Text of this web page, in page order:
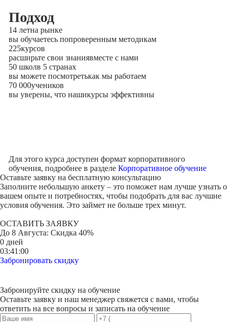
Подход
14 летна рынке
вы обучаетесь попроверенным методикам
225курсов
расширьте свои знаниявместе с нами
50 школв 5 странах
вы можете посмотретькак мы работаем
70 000учеников
вы уверены, что нашикурсы эффективны
Для этого курса доступен формат корпоративного
обучения, подробнее в разделе Корпоративное обучение
Оставьте заявку на бесплатную консультацию
Заполните небольшую анкету – это поможет нам лучше узнать о
вашем опыте и потребностях, чтобы подобрать для вас лучшие
условия обучения. Это займет не больше трех минут.
ОСТАВИТЬ ЗАЯВКУ
До 8 Августа: Скидка 40%
0 дней
03:41:00
Забронировать скидку
Забронируйте скидку на обучение
Оставьте заявку и наш менеджер свяжется с вами, чтобы
ответить на все вопросы и записать на обучение